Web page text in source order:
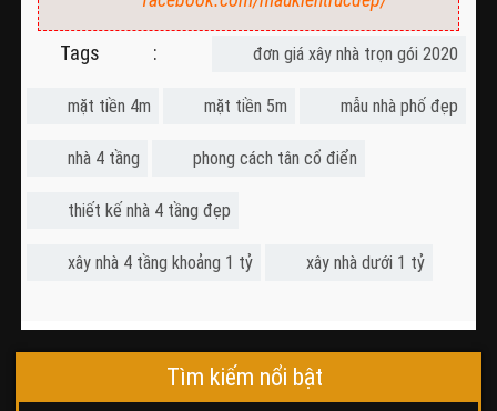
Tags : đơn giá xây nhà trọn gói 2020
mặt tiền 4m mặt tiền 5m mẫu nhà phố đẹp
nhà 4 tầng phong cách tân cổ điển
thiết kế nhà 4 tầng đẹp
xây nhà 4 tầng khoảng 1 tỷ xây nhà dưới 1 tỷ
Tìm kiếm nổi bật